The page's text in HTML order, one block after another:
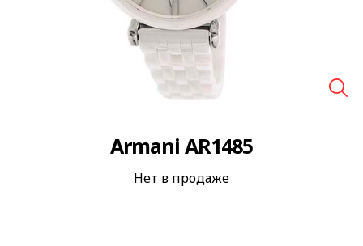
Armani AR1485
Нет в продаже